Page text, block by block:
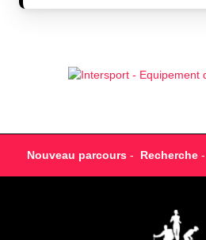
Nouveau parcours- Recherche-